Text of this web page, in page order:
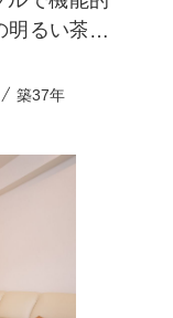
明るい茶色
築37年